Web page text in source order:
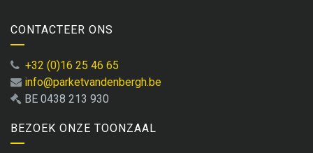
CONTACTEER ONS
+32 (0)16 25 46 65
info@parketvandenbergh.be
BE 0438 213 930
BEZOEK ONZE TOONZAAL